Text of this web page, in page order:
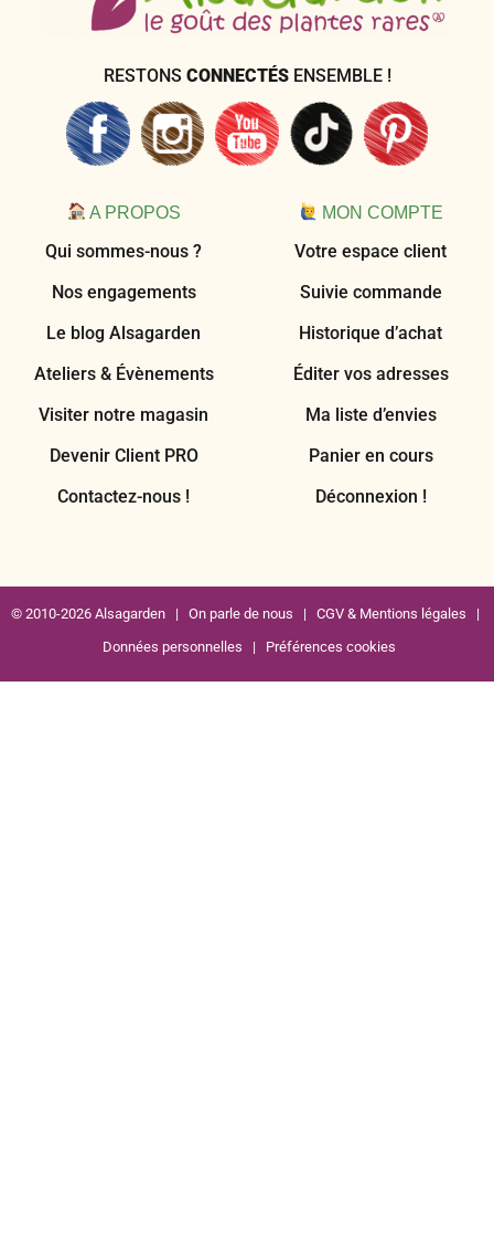
RESTONS CONNECTÉS ENSEMBLE !
A PROPOS
Qui sommes-nous ?
Nos engagements
Le blog Alsagarden
Ateliers & Évènements
Visiter notre magasin
Devenir Client PRO
Contactez-nous !
MON COMPTE
Votre espace client
Suivie commande
Historique d’achat
Éditer vos adresses
Ma liste d’envies
Panier en cours
Déconnexion !
© 2010-2026 Alsagarden | On parle de nous | CGV & Mentions légales |
Données personnelles | Préférences cookies